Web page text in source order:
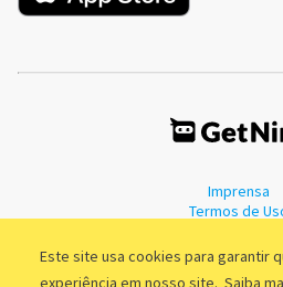
Este site usa cookies para garantir
experiência em nosso site. Saiba
Imprensa
Termos de